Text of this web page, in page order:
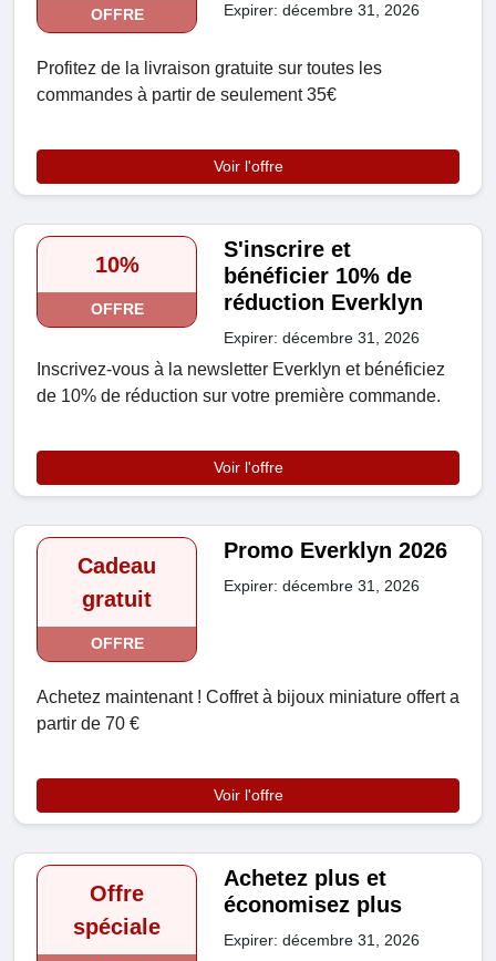
OFFRE Expirer: décembre 31, 2026
Profitez de la livraison gratuite sur toutes les
commandes à partir de seulement 35€
Voir l'offre
10%
OFFRE
S'inscrire et
bénéficier 10% de
réduction Everklyn
Expirer: décembre 31, 2026
Inscrivez-vous à la newsletter Everklyn et bénéficiez
de 10% de réduction sur votre première commande.
Voir l'offre
Cadeau
gratuit
OFFRE
Promo Everklyn 2026
Expirer: décembre 31, 2026
Achetez maintenant ! Coffret à bijoux miniature offert a
partir de 70 €
Voir l'offre
Offre
spéciale
Achetez plus et
économisez plus
Expirer: décembre 31, 2026